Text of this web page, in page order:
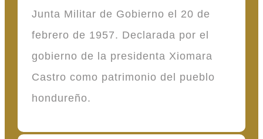
Junta Militar de Gobierno el 20 de
febrero de 1957. Declarada por el
gobierno de la presidenta Xiomara
Castro como patrimonio del pueblo
hondureño.